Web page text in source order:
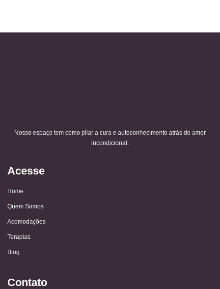
Nosso espaço tem como pilar a cura e autoconhecimento atrás do amor
incondicional.
Acesse
Home
Quem Somos
Acomodações
Terapias
Blog
Contato